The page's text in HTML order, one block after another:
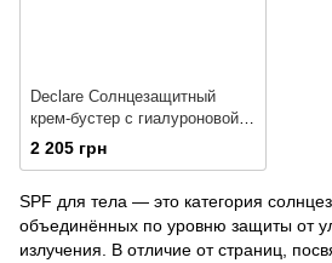
Declare Солнцезащитный
крем-бустер с гиалуроновой
кислотой SPF 50
2 205 грн
SPF для тела — это категория
объединённых по уровню защиты от
излучения. В отличие от страниц,